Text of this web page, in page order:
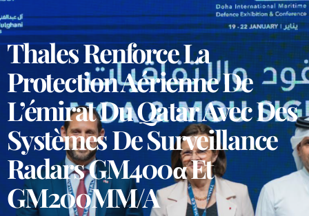
Thales Renforce La
Protection Aérienne De
L’émirat Du Qatar Avec Des
Systèmes De Surveillance
Radars GM400α Et
GM200MM/A